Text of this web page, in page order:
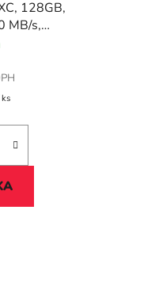
128GB,
MB/s,
ks